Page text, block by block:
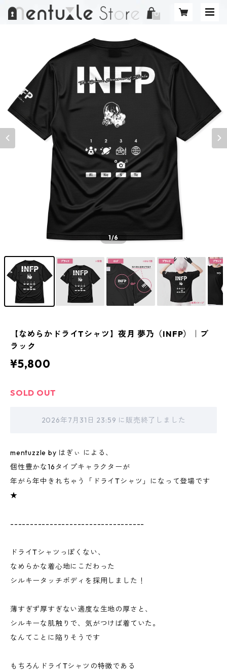
1/6
【なめらかドライTシャツ】夜月 夢乃（INFP）｜ブ
ラック
¥5,800
SOLD OUT
2026年7月31日 23:59 に販売終了しました
mentuzzle by はぎぃ による、
個性豊かな16タイプキャラクターが
年がら年中きれちゃう「ドライTシャツ」になって登場です
★
----------------------------------
ドライTシャツっぽくない、
なめらかな着心地にこだわった
シルキータッチボディを採用しました！
薄すぎず厚すぎない適度な生地の厚さと、
シルキーな肌触りで、気がつけば着ていた。
なんてことに陥りそうです
もちろんドライTシャツの特徴である